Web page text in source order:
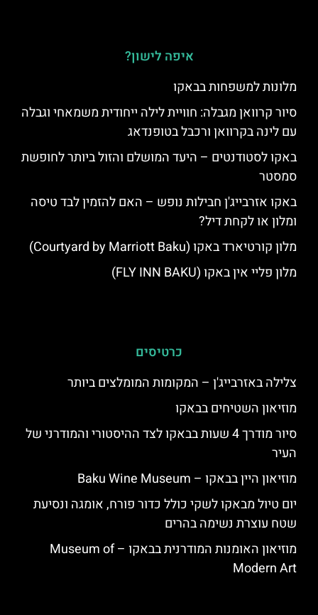
איפה לישון?
מלונות למשפחות בבאקו
סיור קרוואן מגבלה: חוויית לילה ייחודית משמאחי וגבלה
עם לינה בקרוואן ורכבל בטופנדאג
באקו לסטודנטים – היעד המושלם והזול ביותר לחופשת
סמסטר
באקו אזרבייג'ן חבילות נופש – האם להזמין לבד טיסה
ומלון או לקחת דיל?
מלון קורטיארד באקו (Courtyard by Marriott Baku)
מלון פליי אין באקו (FLY INN BAKU)
כרטיסים
צלילה באזרבייג'ן – המקומות המומלצים ביותר
מוזיאון השטיחים בבאקו
סיור מודרך 4 שעות בבאקו לצד ההיסטורי והמודרני של
העיר
מוזיאון היין בבאקו – Baku Wine Museum
יום טיול מבאקו לשקי כולל כדור פורח, אומגה ונסיעת
שטח עוצרת נשימה בהרים
מוזיאון האומנות המודרנית בבאקו – Museum of
Modern Art